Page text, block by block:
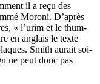
il a reçu des
Moroni. D’après
« l’urim et le thum-
en anglais le texte
Smith aurait soi-
ne peut donc pas